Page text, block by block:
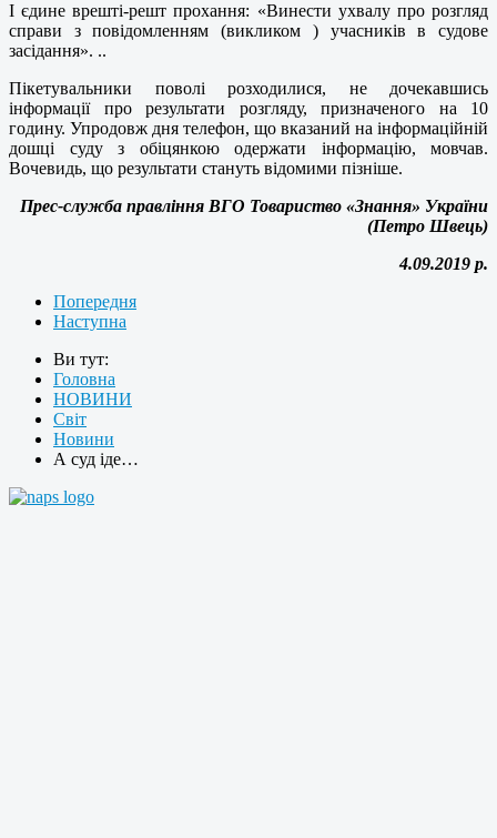
І єдине врешті-решт прохання: «Винести ухвалу про розгляд
справи з повідомленням (викликом ) учасників в судове
засідання». ..
Пікетувальники поволі розходилися, не дочекавшись
інформації про результати розгляду, призначеного на 10
годину. Упродовж дня телефон, що вказаний на інформаційній
дошці суду з обіцянкою одержати інформацію, мовчав.
Вочевидь, що результати стануть відомими пізніше.
Прес-служба правління ВГО Товариство «Знання» України
(Петро Швець)
4.09.2019 р.
Попередня
Наступна
Ви тут:
Головна
НОВИНИ
Світ
Новини
А суд іде…